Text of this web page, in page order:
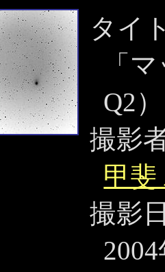
タイ
「
Q2
撮影
甲斐
撮影